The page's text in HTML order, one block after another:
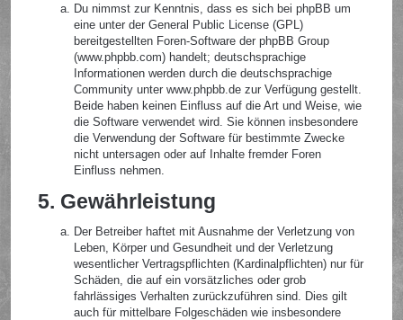
Du nimmst zur Kenntnis, dass es sich bei phpBB um
eine unter der General Public License (GPL)
bereitgestellten Foren-Software der phpBB Group
(www.phpbb.com) handelt; deutschsprachige
Informationen werden durch die deutschsprachige
Community unter www.phpbb.de zur Verfügung gestellt.
Beide haben keinen Einfluss auf die Art und Weise, wie
die Software verwendet wird. Sie können insbesondere
die Verwendung der Software für bestimmte Zwecke
nicht untersagen oder auf Inhalte fremder Foren
Einfluss nehmen.
5. Gewährleistung
Der Betreiber haftet mit Ausnahme der Verletzung von
Leben, Körper und Gesundheit und der Verletzung
wesentlicher Vertragspflichten (Kardinalpflichten) nur für
Schäden, die auf ein vorsätzliches oder grob
fahrlässiges Verhalten zurückzuführen sind. Dies gilt
auch für mittelbare Folgeschäden wie insbesondere